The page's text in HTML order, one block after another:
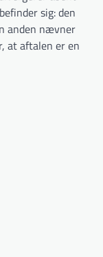
sig: den
anden nævner
at aftalen er en